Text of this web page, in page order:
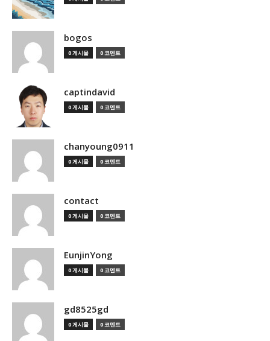
bogos
0 게시물 0 코멘트
captindavid
0 게시물 0 코멘트
chanyoung0911
0 게시물 0 코멘트
contact
0 게시물 0 코멘트
EunjinYong
0 게시물 0 코멘트
gd8525gd
0 게시물 0 코멘트